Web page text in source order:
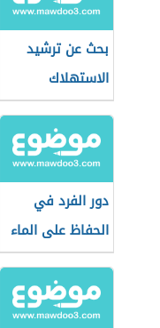
بحث عن ترشيد
الاستهلاك
دور الفرد في
الحفاظ على الماء